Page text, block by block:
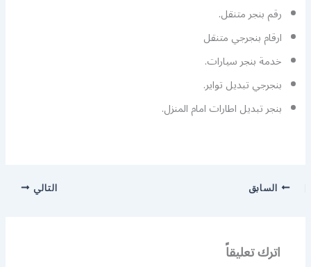
رقم بنجر متنقل.
ارقام بنجرجي متنقل
خدمة بنجر سيارات.
بنجرجي تبديل تواير.
بنجر تبديل اطارات امام المنزل.
السابق التالي
اترك تعليقاً